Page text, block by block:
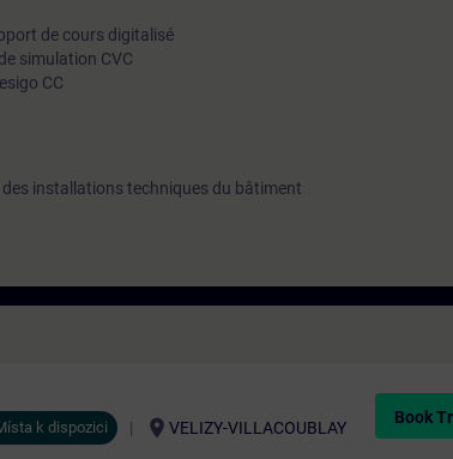
de cours digitalisé
simulation CVC
CC
installations techniques du bâtiment
k dispozici location_on VELIZY-VILLACOUBLAY
Book